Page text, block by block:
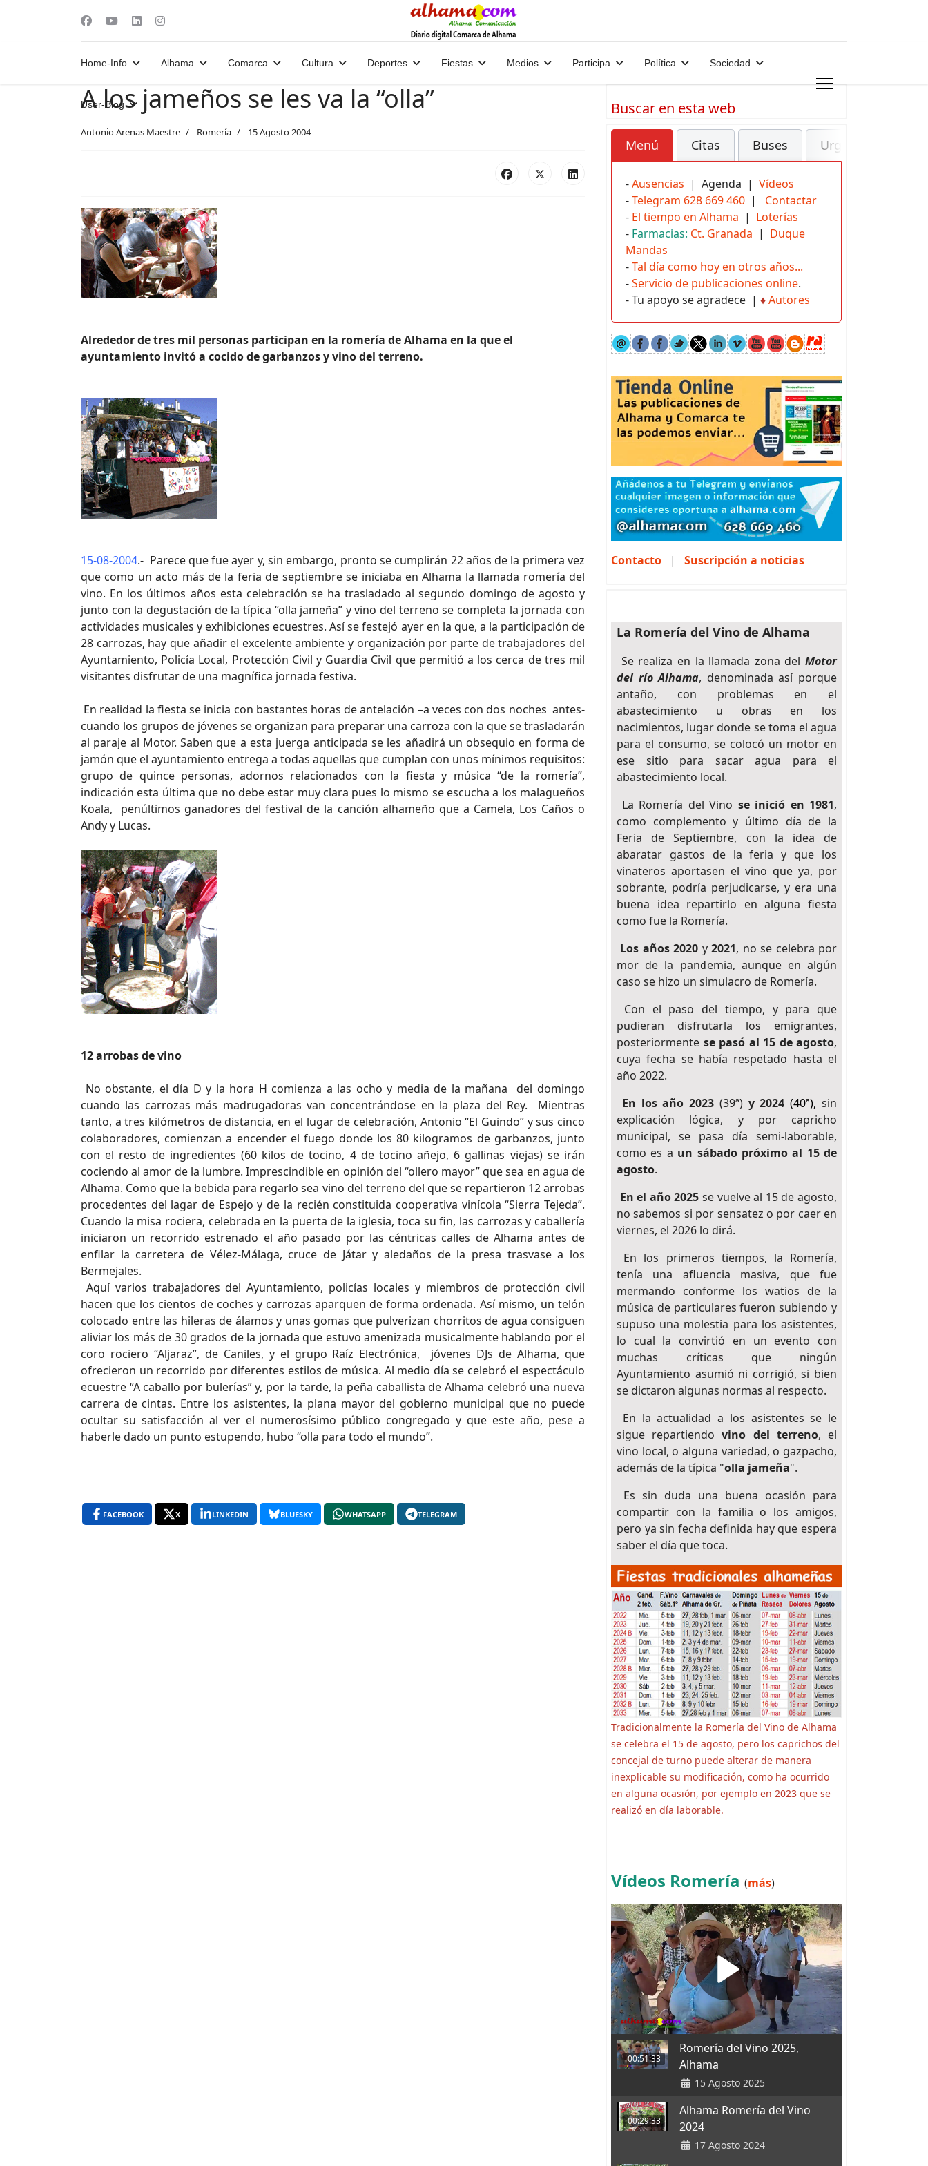
Home-Info Alhama Comarca Cultura Deportes Fiestas Medios Participa Política Sociedad
User-Blog
A los jameños se les va la “olla”
Antonio Arenas Maestre Romería 15 Agosto 2004
Alrededor de tres mil personas participan en la romería de Alhama en la que el
ayuntamiento invitó a cocido de garbanzos y vino del terreno.
15-08-2004.- Parece que fue ayer y, sin embargo, pronto se cumplirán 22 años de la primera vez
que como un acto más de la feria de septiembre se iniciaba en Alhama la llamada romería del
vino. En los últimos años esta celebración se ha trasladado al segundo domingo de agosto y
junto con la degustación de la típica “olla jameña” y vino del terreno se completa la jornada con
actividades musicales y exhibiciones ecuestres. Así se festejó ayer en la que, a la participación de
28 carrozas, hay que añadir el excelente ambiente y organización por parte de trabajadores del
Ayuntamiento, Policía Local, Protección Civil y Guardia Civil que permitió a los cerca de tres mil
visitantes disfrutar de una magnífica jornada festiva.
En realidad la fiesta se inicia con bastantes horas de antelación –a veces con dos noches antes-
cuando los grupos de jóvenes se organizan para preparar una carroza con la que se trasladarán
al paraje al Motor. Saben que a esta juerga anticipada se les añadirá un obsequio en forma de
jamón que el ayuntamiento entrega a todas aquellas que cumplan con unos mínimos requisitos:
grupo de quince personas, adornos relacionados con la fiesta y música “de la romería”,
indicación esta última que no debe estar muy clara pues lo mismo se escucha a los malagueños
Koala, penúltimos ganadores del festival de la canción alhameño que a Camela, Los Caños o
Andy y Lucas.
12 arrobas de vino
No obstante, el día D y la hora H comienza a las ocho y media de la mañana del domingo
cuando las carrozas más madrugadoras van concentrándose en la plaza del Rey. Mientras
tanto, a tres kilómetros de distancia, en el lugar de celebración, Antonio “El Guindo” y sus cinco
colaboradores, comienzan a encender el fuego donde los 80 kilogramos de garbanzos, junto
con el resto de ingredientes (60 kilos de tocino, 4 de tocino añejo, 6 gallinas viejas) se irán
cociendo al amor de la lumbre. Imprescindible en opinión del “ollero mayor” que sea en agua de
Alhama. Como que la bebida para regarlo sea vino del terreno del que se repartieron 12 arrobas
procedentes del lagar de Espejo y de la recién constituida cooperativa vinícola “Sierra Tejeda”.
Cuando la misa rociera, celebrada en la puerta de la iglesia, toca su fin, las carrozas y caballería
iniciaron un recorrido estrenado el año pasado por las céntricas calles de Alhama antes de
enfilar la carretera de Vélez-Málaga, cruce de Játar y aledaños de la presa trasvase a los
Bermejales.
Aquí varios trabajadores del Ayuntamiento, policías locales y miembros de protección civil
hacen que los cientos de coches y carrozas aparquen de forma ordenada. Así mismo, un telón
colocado entre las hileras de álamos y unas gomas que pulverizan chorritos de agua consiguen
aliviar los más de 30 grados de la jornada que estuvo amenizada musicalmente hablando por el
coro rociero “Aljaraz”, de Caniles, y el grupo Raíz Electrónica, jóvenes DJs de Alhama, que
ofrecieron un recorrido por diferentes estilos de música. Al medio día se celebró el espectáculo
ecuestre “A caballo por bulerías” y, por la tarde, la peña caballista de Alhama celebró una nueva
carrera de cintas. Entre los asistentes, la plana mayor del gobierno municipal que no puede
ocultar su satisfacción al ver el numerosísimo público congregado y que este año, pese a
haberle dado un punto estupendo, hubo “olla para todo el mundo”.
FACEBOOK X LINKEDIN BLUESKY WHATSAPP TELEGRAM
Buscar en esta web
Menú Citas Buses Urgencias
-Ausencias | Agenda | Vídeos
-Telegram 628 669 460 | Contactar
- El tiempo en Alhama | Loterías
- Farmacias: Ct. Granada | Duque
Mandas
-Tal día como hoy en otros años...
-Servicio de publicaciones online.
- Tu apoyo se agradece | ♦Autores
Contacto | Suscripción a noticias
La Romería del Vino de Alhama
Se realiza en la llamada zona del Motor
del río Alhama, denominada así porque
antaño, con problemas en el
abastecimiento u obras en los
nacimientos, lugar donde se toma el agua
para el consumo, se colocó un motor en
ese sitio para sacar agua para el
abastecimiento local.
La Romería del Vino se inició en 1981,
como complemento y último día de la
Feria de Septiembre, con la idea de
abaratar gastos de la feria y que los
vinateros aportasen el vino que ya, por
sobrante, podría perjudicarse, y era una
buena idea repartirlo en alguna fiesta
como fue la Romería.
Los años 2020 y2021, no se celebra por
mor de la pandemia, aunque en algún
caso se hizo un simulacro de Romería.
Con el paso del tiempo, y para que
pudieran disfrutarla los emigrantes,
posteriormente se pasó al 15 de agosto,
cuya fecha se había respetado hasta el
año 2022.
En los año 2023 (39ª)y 2024(40ª), sin
explicación lógica, y por capricho
municipal, se pasa día semi-laborable,
como es a un sábado próximo al 15 de
agosto.
En el año 2025 se vuelve al 15 de agosto,
no sabemos si por sensatez o por caer en
viernes, el 2026 lo dirá.
En los primeros tiempos, la Romería,
tenía una afluencia masiva, que fue
mermando conforme los watios de la
música de particulares fueron subiendo y
supuso una molestia para los asistentes,
lo cual la convirtió en un evento con
muchas críticas que ningún
Ayuntamiento asumió ni corrigió, si bien
se dictaron algunas normas al respecto.
En la actualidad a los asistentes se le
sigue repartiendovino del terreno, el
vino local, o alguna variedad, o gazpacho,
además de la típica "olla jameña".
Es sin duda una buena ocasión para
compartir con la familia o los amigos,
pero ya sin fecha definida hay que espera
saber el día que toca.
Tradicionalmente la Romería del Vino de Alhama
se celebra el 15 de agosto, pero los caprichos del
concejal de turno puede alterar de manera
inexplicable su modificación, como ha ocurrido
en alguna ocasión, por ejemplo en 2023 que se
realizó en día laborable.
Vídeos Romería (más)
00:51:33
Romería del Vino 2025,
Alhama
15 Agosto 2025
00:29:33
Alhama Romería del Vino
2024
17 Agosto 2024